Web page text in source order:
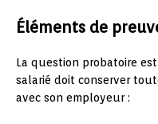
Éléments de
La question probatoire
salarié doit conserver
avec son employeur :